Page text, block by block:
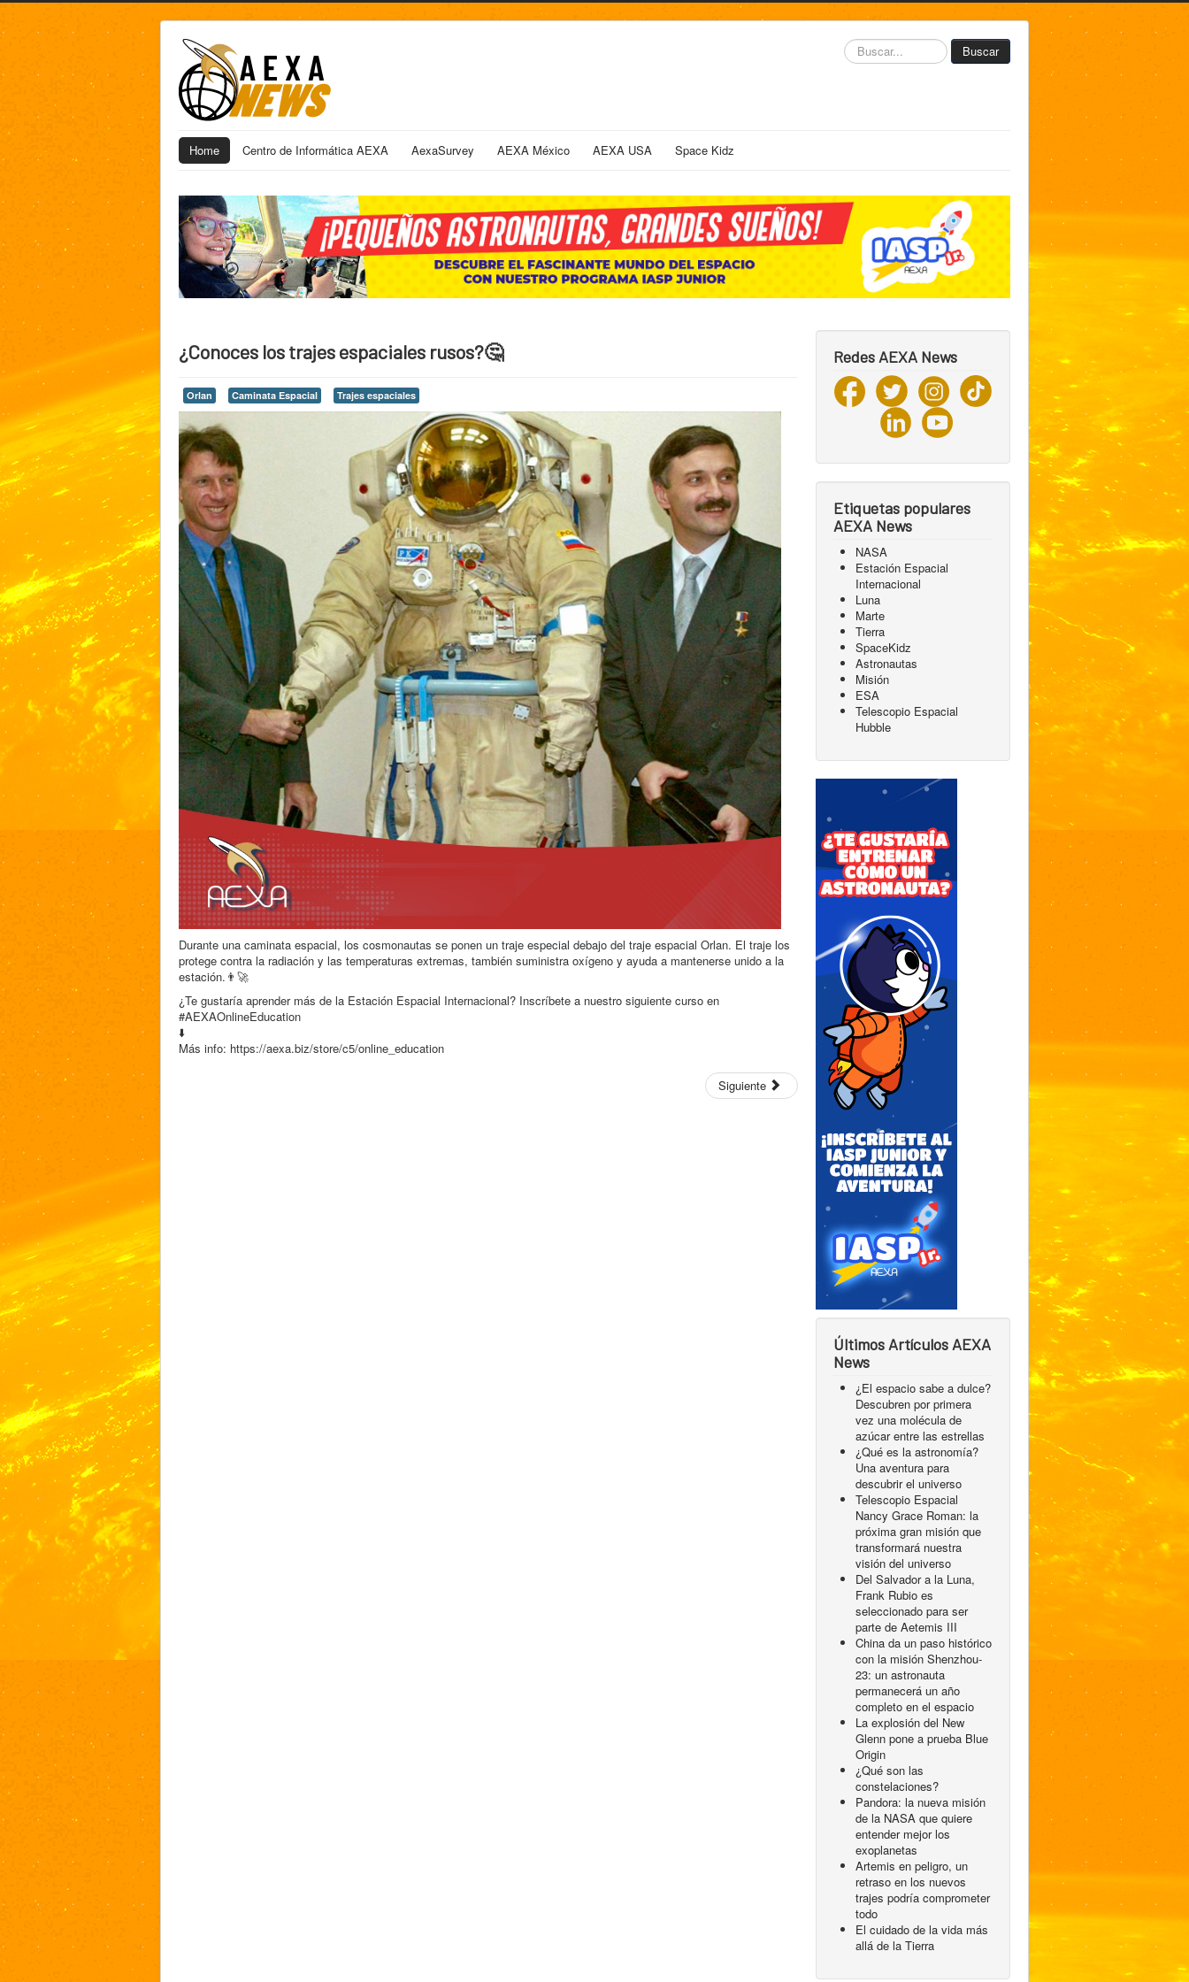
Buscar... Buscar
Home Centro de Informática AEXA AexaSurvey AEXA México AEXA USA Space Kidz
¿Conoces los trajes espaciales rusos?🤔
Orlan Caminata Espacial Trajes espaciales
Durante una caminata espacial, los cosmonautas se ponen un traje especial debajo del traje espacial Orlan. El traje los
protege contra la radiación y las temperaturas extremas, también suministra oxígeno y ayuda a mantenerse unido a la
estación.👨‍🚀
¿Te gustaría aprender más de la Estación Espacial Internacional? Inscríbete a nuestro siguiente curso en
#AEXAOnlineEducation
⬇️
Más info: https://aexa.biz/store/c5/online_education
Siguiente
Redes AEXA News
Etiquetas populares
AEXA News
NASA
Estación Espacial
Internacional
Luna
Marte
Tierra
SpaceKidz
Astronautas
Misión
ESA
Telescopio Espacial
Hubble
Últimos Artículos AEXA
News
¿El espacio sabe a dulce?
Descubren por primera
vez una molécula de
azúcar entre las estrellas
¿Qué es la astronomía?
Una aventura para
descubrir el universo
Telescopio Espacial
Nancy Grace Roman: la
próxima gran misión que
transformará nuestra
visión del universo
Del Salvador a la Luna,
Frank Rubio es
seleccionado para ser
parte de Aetemis III
China da un paso histórico
con la misión Shenzhou-
23: un astronauta
permanecerá un año
completo en el espacio
La explosión del New
Glenn pone a prueba Blue
Origin
¿Qué son las
constelaciones?
Pandora: la nueva misión
de la NASA que quiere
entender mejor los
exoplanetas
Artemis en peligro, un
retraso en los nuevos
trajes podría comprometer
todo
El cuidado de la vida más
allá de la Tierra